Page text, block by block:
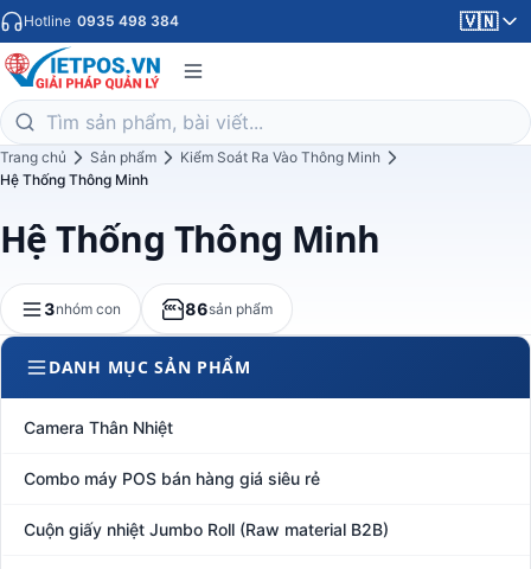
Hotline 0935 498 384 🇻🇳
Trang chủ Sản phẩm
Kiểm Soát Ra Vào Thông Minh
Hệ Thống Thông Minh
Hệ Thống Thông Minh
3nhóm con 86sản phẩm
DANH MỤC SẢN PHẨM
Camera Thân Nhiệt
Combo máy POS bán hàng giá siêu rẻ
Cuộn giấy nhiệt Jumbo Roll (Raw material B2B)